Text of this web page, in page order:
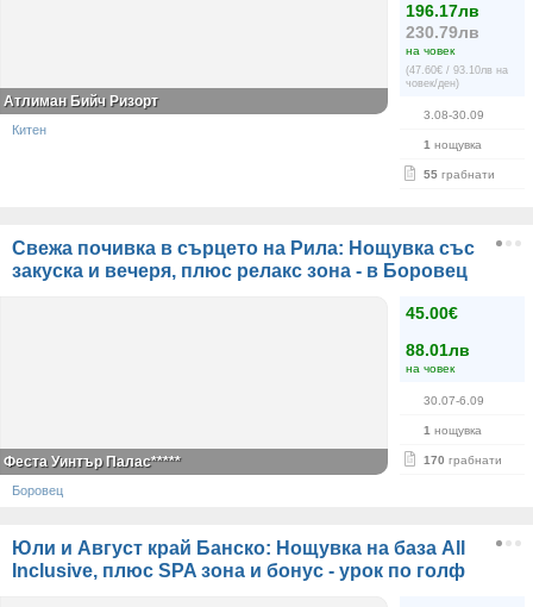
196.17лв
230.79лв
на човек
(47.60€ / 93.10лв на
човек/ден)
3.08-30.09
1 нощувка
55 грабнати
Атлиман Бийч Ризорт
Китен
Свежа почивка в сърцето на Рила: Нощувка със
закуска и вечеря, плюс релакс зона - в Боровец
45.00€
88.01лв
на човек
30.07-6.09
1 нощувка
170 грабнати
Феста Уинтър Палас*****
Боровец
Юли и Август край Банско: Нощувка на база All
Inclusive, плюс SPA зона и бонус - урок по голф